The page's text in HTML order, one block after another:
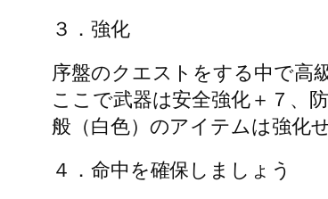
３．強化
序盤のクエストをする中で高
ここで武器は安全強化＋７、
般（白色）のアイテムは強化
４．命中を確保しましょう